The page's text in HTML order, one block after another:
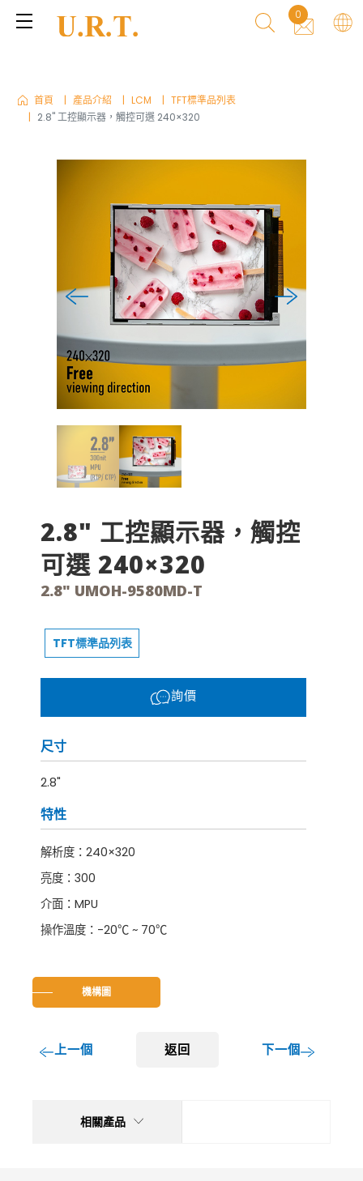
0
首頁 產品介紹 LCM
TFT標準品列表
2.8" 工控顯示器，觸控可選 240×320
2.8" 工控顯示器，觸控
可選 240×320
2.8" UMOH-9580MD-T
TFT標準品列表
詢價
尺寸
2.8"
特性
解析度：240×320
亮度：300
介面：MPU
操作溫度：-20℃ ~ 70℃
機構圖
上一個 返回 下一個
相關產品